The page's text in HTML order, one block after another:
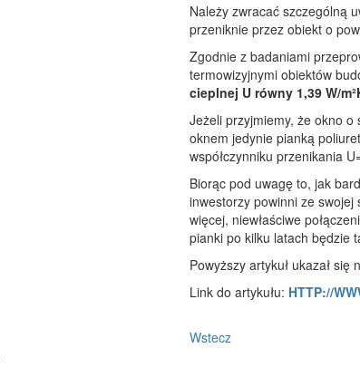
Należy zwracać szczególną
przeniknie przez obiekt o
Zgodnie z badaniami
termowizyjnymi obiektów
cieplnej U równy 1,39 W/
Jeżeli przyjmiemy, że okno
oknem jedynie pianką
współczynniku przenikania
Biorąc pod uwagę to, jak
inwestorzy powinni ze swojej
więcej, niewłaściwe
pianki po kilku latach będzie
Powyższy artykuł ukazał
Link do artykułu: HTTP://
Wstecz